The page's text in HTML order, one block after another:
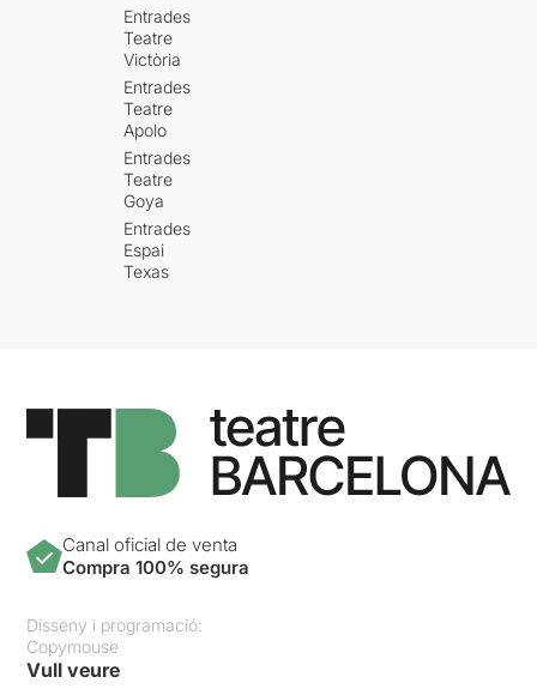
Entrades
Teatre
Victòria
Entrades
Teatre
Apolo
Entrades
Teatre
Goya
Entrades
Espai
Texas
Canal oficial de venta
Compra 100% segura
Disseny i programació:
Copymouse
Vull veure